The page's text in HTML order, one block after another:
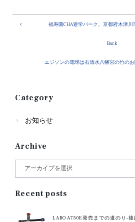
福寿園CHA遊学パーク。京都府木津川
Back
エジソンの電球は石清水八幡宮の竹のお
Category
お知らせ
Archive
Recent posts
LABO A750E発売までの道のり-後